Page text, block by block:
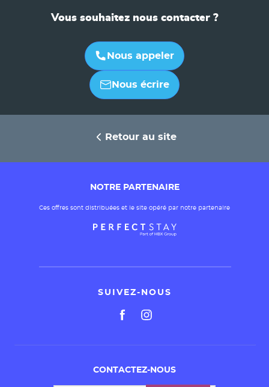
Vous souhaitez nous contacter ?
Nous appeler
Nous écrire
Retour au site
NOTRE PARTENAIRE
Ces offres sont distribuées et le site opéré par notre partenaire
SUIVEZ-NOUS
CONTACTEZ-NOUS